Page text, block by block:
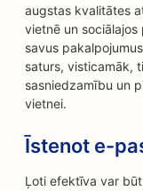
augstas kvalitātes
vietnē un
savus
saturs, visticamāk,
sasniedzamību un
vietnei.
Īstenot e-
Ļoti efektīva var